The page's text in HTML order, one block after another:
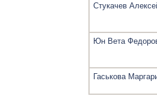
Стукачев
Юн Вета
Гаськова